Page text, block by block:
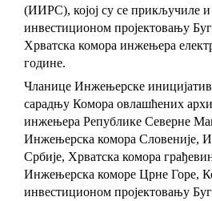
(ИИРС), којој су се прикључиле
инвестиционом пројектовању
Хрватска комора инжењера
године.
Чланице Инжењерске
сарадњу Комора овлашћених
инжењера Републике Северне
Инжењерска комора Словеније,
Србије, Хрватска комора
Инжењерска коморе Црне Горе,
инвестиционом пројектовању